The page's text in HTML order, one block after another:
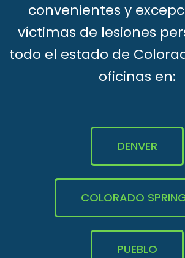
convenientes y
víctimas de lesiones
todo el estado de
oficinas en:
DENVER
COLORADO
PUEBLO